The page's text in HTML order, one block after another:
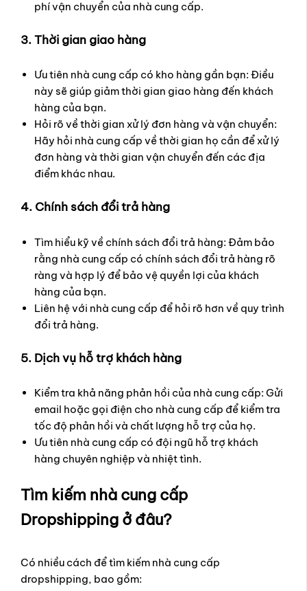
phí vận chuyển của nhà cung cấp.
3. Thời gian giao hàng
Ưu tiên nhà cung cấp có kho hàng gần bạn: Điều
này sẽ giúp giảm thời gian giao hàng đến khách
hàng của bạn.
Hỏi rõ về thời gian xử lý đơn hàng và vận chuyển:
Hãy hỏi nhà cung cấp về thời gian họ cần để xử lý
đơn hàng và thời gian vận chuyển đến các địa
điểm khác nhau.
4. Chính sách đổi trả hàng
Tìm hiểu kỹ về chính sách đổi trả hàng: Đảm bảo
rằng nhà cung cấp có chính sách đổi trả hàng rõ
ràng và hợp lý để bảo vệ quyền lợi của khách
hàng của bạn.
Liên hệ với nhà cung cấp để hỏi rõ hơn về quy trình
đổi trả hàng.
5. Dịch vụ hỗ trợ khách hàng
Kiểm tra khả năng phản hồi của nhà cung cấp: Gửi
email hoặc gọi điện cho nhà cung cấp để kiểm tra
tốc độ phản hồi và chất lượng hỗ trợ của họ.
Ưu tiên nhà cung cấp có đội ngũ hỗ trợ khách
hàng chuyên nghiệp và nhiệt tình.
Tìm kiếm nhà cung cấp
Dropshipping ở đâu?
Có nhiều cách để tìm kiếm nhà cung cấp
dropshipping, bao gồm: